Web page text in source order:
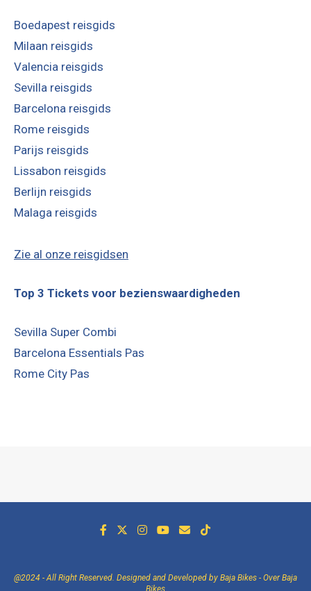
Boedapest reisgids
Milaan reisgids
Valencia reisgids
Sevilla reisgids
Barcelona reisgids
Rome reisgids
Parijs reisgids
Lissabon reisgids
Berlijn reisgids
Malaga reisgids
Zie al onze reisgidsen
Top 3 Tickets voor bezienswaardigheden
Sevilla Super Combi
Barcelona Essentials Pas
Rome City Pas
@2024 - All Right Reserved. Designed and Developed by Baja Bikes - Over Baja
Bikes